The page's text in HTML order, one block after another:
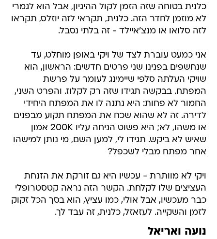
כלנית בטוחה שזה הזמן לקול ההיגיון, אבל הוא לגמרי
לא מוזמן לחדר הזה. כלנית, תקראי לזה יוזלס, תקראו
לזה סלואו או מנצ'איילד - זה בלתי נסבל.
אני כמעט עוברת לצד של ויקי באופן מוחלט, עד
שנחשפים בפנינו שני פרטים חדשים: הראשון, הוא
שויקי העלתה סלפי שיימינג לעומר על פרשת
המפתח. בבקשה תגידו שזה רק לקלוז. והפרט השני,
החמור לא פחות: היא נתנה לו את המפתח היחידי
לדירה. זה לא שהוא שכח את המפתח תקוע מבפנים
או משהו, לא; היא פשוט הניחה עליו 200K אמון
שאיש לא ביקש. תגידו לי, למען השם, מי נותן למישהו
אחר מפתח מבלי לשכפל?
ויקי לא מוותרת - עכשיו היא גם זורקת את הזנחת
העציצים שלו לקלחת. הקשר הזה נראה קטסטרופלי
כבר מעכשיו, אבל אולי, כמו עציץ, הוא בסך הכל זקוק
לזמן והשקייה. לעזאזל, כלנית, זה עבד לך.
נועה ואריאל